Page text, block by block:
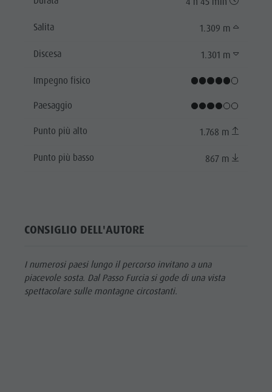
Salita 1.309 m
Discesa 1.301 m
Impegno fisico
Paesaggio
Punto più alto 1.768 m
Punto più basso 867 m
CONSIGLIO DELL'AUTORE
I numerosi paesi lungo il percorso invitano a una
piacevole sosta. Dal Passo Furcia si gode di una vista
spettacolare sulle montagne circostanti.